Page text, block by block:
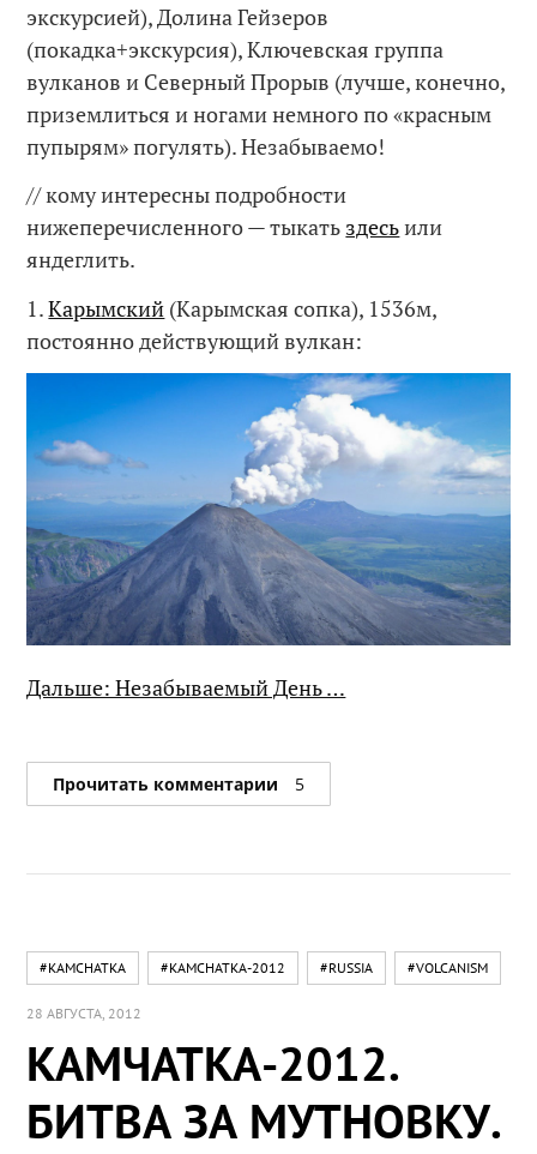
экскурсией), Долина Гейзеров
(покадка+экскурсия), Ключевская группа
вулканов и Северный Прорыв (лучше, конечно,
приземлиться и ногами немного по «красным
пупырям» погулять). Незабываемо!
// кому интересны подробности
нижеперечисленного — тыкать здесьили
яндеглить.
1.Карымский (Карымская сопка), 1536м,
постоянно действующий вулкан:
Дальше: Незабываемый День …
Прочитать комментарии 5
#KAMCHATKA #KAMCHATKA-2012 #RUSSIA #VOLCANISM
28 АВГУСТА, 2012
КАМЧАТКА-2012.
БИТВА ЗА МУТНОВКУ.